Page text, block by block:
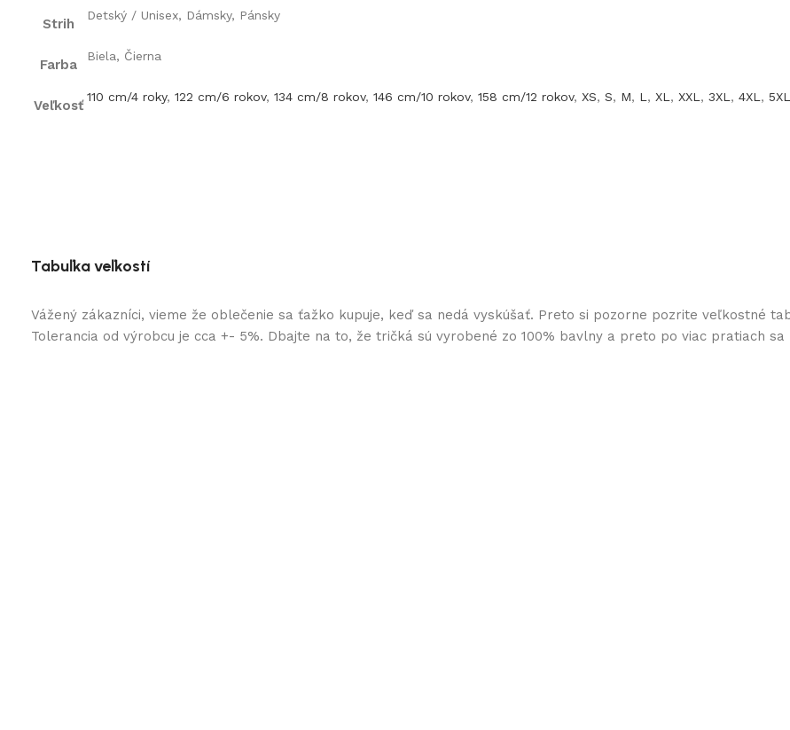
Strih
Detský / Unisex, Dámsky, Pánsky
Farba
Biela, Čierna
Veľkosť
110 cm/4 roky, 122 cm/6 rokov, 134 cm/8 rokov, 146 cm/10 rokov, 158 cm/12 rokov, XS, S, M, L , XL , XXL , 3XL , 4XL , 5XL
Tabuľka veľkostí
Vážený zákazníci, vieme že oblečenie sa ťažko kupuje, keď sa nedá vyskúšať. Preto si pozorne pozrite veľkostné
Tolerancia od výrobcu je cca +- 5%. Dbajte na to, že tričká sú vyrobené zo 100% bavlny a preto po viac pratiach sa